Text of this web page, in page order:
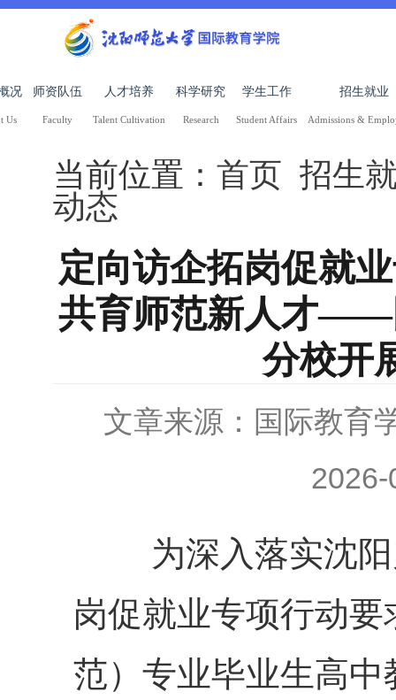
况
Us
师资队伍
Faculty
人才培养
Talent Cultivation
科学研究
Research
学生工作
Student Affairs
招生就业
Admissions &
当前位置： 首页 招生
动态
定向访企拓岗促就
共育师范新人才——
分校开
文章来源：国际教育
为深入落实沈
岗促就业专项行动
范）专业毕业生高